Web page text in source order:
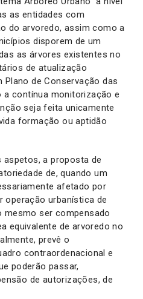
as entidades com
do arvoredo, assim como a
disporem de um
as árvores existentes no
de atualização
Plano de Conservação das
contínua monitorização e
seja feita unicamente
formação ou aptidão
aspetos, a proposta de
de, quando um
afetado por
operação urbanística de
mesmo ser compensado
equivalente de arvoredo no
prevê o
contraordenacional e
poderão passar,
de autorizações, de